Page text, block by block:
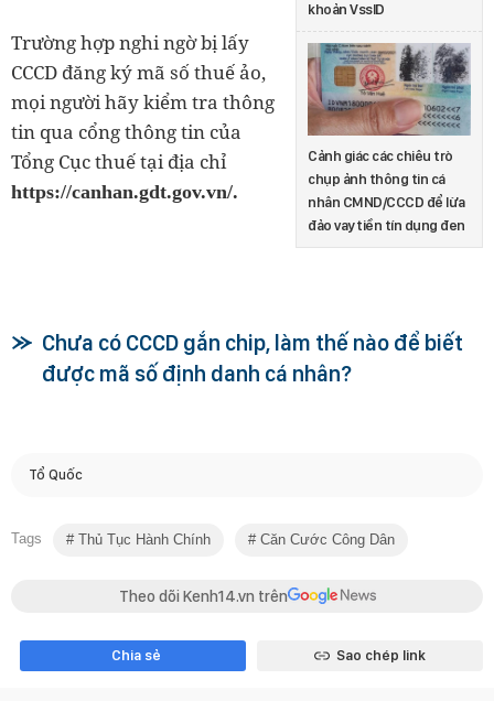
khoản VssID
Cảnh giác các chiêu trò
chụp ảnh thông tin cá
nhân CMND/CCCD để lừa
đảo vay tiền tín dụng đen
Trường hợp nghi ngờ bị lấy
CCCD đăng ký mã số thuế ảo,
mọi người hãy kiểm tra thông
tin qua cổng thông tin của
Tổng Cục thuế tại địa chỉ
https://canhan.gdt.gov.vn/.
Chưa có CCCD gắn chip, làm thế nào để biết
được mã số định danh cá nhân?
Tổ Quốc
Tags Thủ Tục Hành Chính Căn Cước Công Dân
Theo dõi Kenh14.vn trên
Chia sẻ Sao chép link